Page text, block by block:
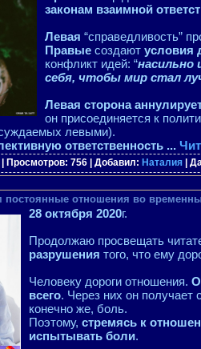
законам взаимной
Левая“справедливость”
Правыесоздаютусловия
конфликт идей: “насильно
себя, чтобы мир стал
Левая сторона
он присоединяется к
левыми).
ответственность ...
| Просмотров: 756 | Добавил: Наталия |
отношения во
28 октября 2020г.
Продолжаю просвещать
разрушения того, что ему
Человеку дороги отношения.
всего. Через них он получает
конечно же, боль.
Поэтому, стремясь к
испытывать боли.